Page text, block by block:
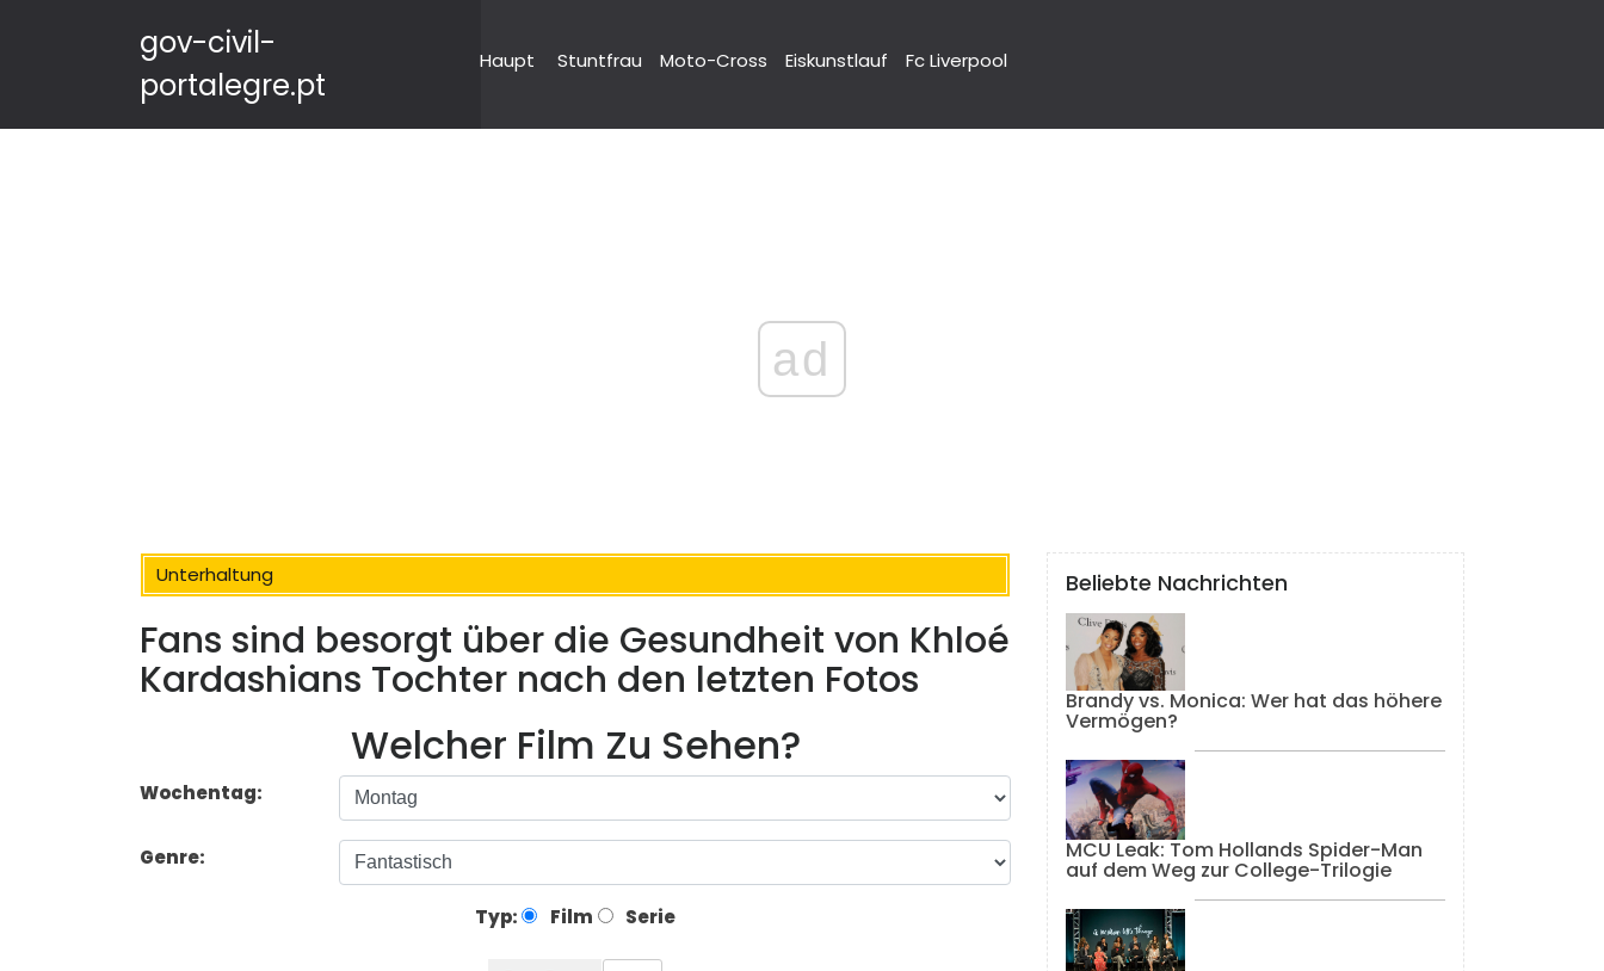
gov-civil-
portalegre.pt
Haupt Stuntfrau Moto-Cross Eiskunstlauf Fc Liverpool
ad
Unterhaltung
Fans sind besorgt über die Gesundheit von Khloé
Kardashians Tochter nach den letzten Fotos
Welcher Film Zu Sehen?
Wochentag:
Genre:
Typ: Film Serie
Beliebte Nachrichten
Brandy vs. Monica: Wer hat das höhere
Vermögen?
MCU Leak: Tom Hollands Spider-Man
auf dem Weg zur College-Trilogie